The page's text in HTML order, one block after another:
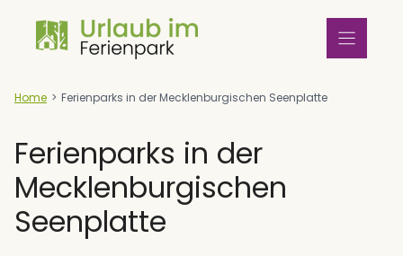
Inhalt
springen
Home > Ferienparks in der Mecklenburgischen Seenplatte
Ferienparks in der
Mecklenburgischen
Seenplatte